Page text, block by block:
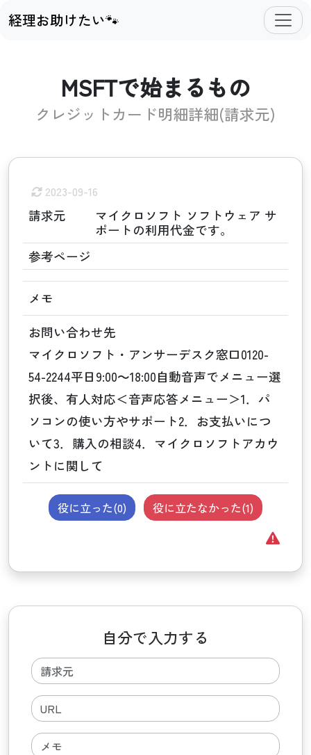
経理お助けたい🐾
MSFTで始まるもの
クレジットカード明細詳細(請求元)
2023-09-16
請求元
マイクロソフト ソフトウェア サ
ポートの利用代金です。
参考ページ
メモ
お問い合わせ先
マイクロソフト・アンサーデスク窓口0120-
54-2244平日9:00～18:00自動音声でメニュー選
択後、有人対応＜音声応答メニュー＞1．パ
ソコンの使い方やサポート2．お支払いにつ
いて3．購入の相談4．マイクロソフトアカウ
ントに関して
役に立った(0) 役に立たなかった(1)
自分で入力する